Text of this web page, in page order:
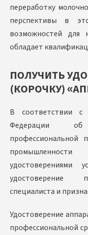
переработку
перспективы в
возможностей для
обладает
ПОЛУЧИТЬ
(КОРОЧКУ)
В соответствии с
Федерации об
профессиональной
удостоверениями
удостоверение
специалиста и
Удостоверение
профессиональной